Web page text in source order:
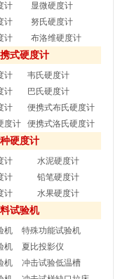
计
显微硬度计
计
努氏硬度计
计
布洛维硬度计
式硬度计
计
韦氏硬度计
计
巴氏硬度计
计
便携式布氏硬度计
度计
便携式洛氏硬度计
硬度计
计
水泥硬度计
计
铅笔硬度计
计
水果硬度计
试验机
机
特殊功能试验机
机
夏比投影仪
机
冲击试验低温槽